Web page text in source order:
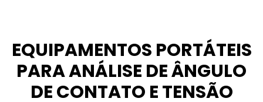
EQUIPAMENTOS PORTÁTEIS
PARA ANÁLISE DE ÂNGULO
DE CONTATO E TENSÃO